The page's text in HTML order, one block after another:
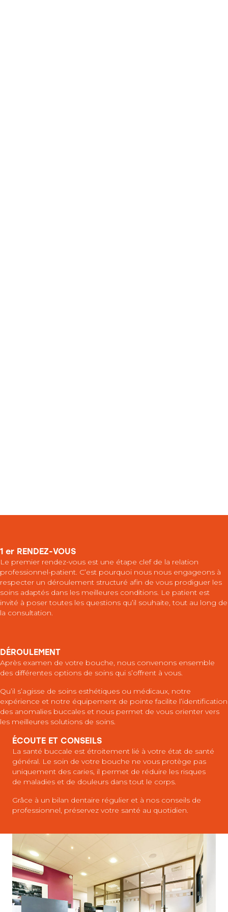
1 er RENDEZ-VOUS
Le premier rendez-vous est une étape clef de la relation
professionnel-patient. C’est pourquoi nous nous engageons à
respecter un déroulement structuré afin de vous prodiguer les
soins adaptés dans les meilleures conditions. Le patient est
invité à poser toutes les questions qu’il souhaite, tout au long de
la consultation.
DÉROULEMENT
Après examen de votre bouche, nous convenons ensemble
des différentes options de soins qui s’offrent à vous.
Qu’il s’agisse de soins esthétiques ou médicaux, notre
expérience et notre équipement de pointe facilite l’identification
des anomalies buccales et nous permet de vous orienter vers
les meilleures solutions de soins.
ÉCOUTE ET CONSEILS
La santé buccale est étroitement lié à votre état de santé
général. Le soin de votre bouche ne vous protège pas
uniquement des caries, il permet de réduire les risques
de maladies et de douleurs dans tout le corps.
Grâce à un bilan dentaire régulier et à nos conseils de
professionnel, préservez votre santé au quotidien.